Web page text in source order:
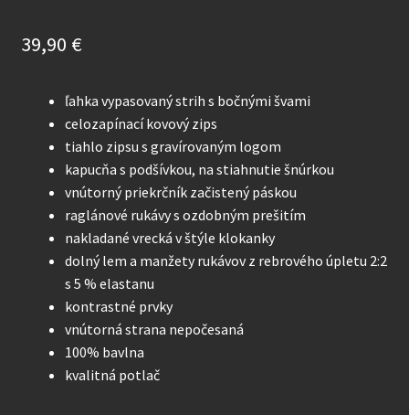
39,90 €
ľahka vypasovaný strih s bočnými švami
celozapínací kovový zips
tiahlo zipsu s gravírovaným logom
kapucňa s podšívkou, na stiahnutie šnúrkou
vnútorný priekrčník začistený páskou
raglánové rukávy s ozdobným prešitím
nakladané vrecká v štýle klokanky
dolný lem a manžety rukávov z rebrového úpletu 2:2
s 5 % elastanu
kontrastné prvky
vnútorná strana nepočesaná
100% bavlna
kvalitná potlač